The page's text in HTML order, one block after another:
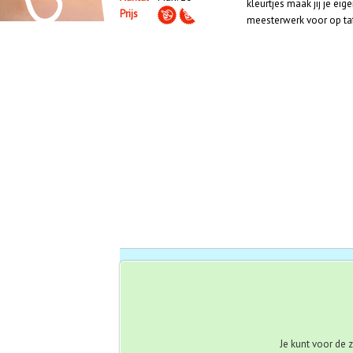
kleurtjes maak jij je
meesterwerk voor op
Prijs
Je kunt voor de